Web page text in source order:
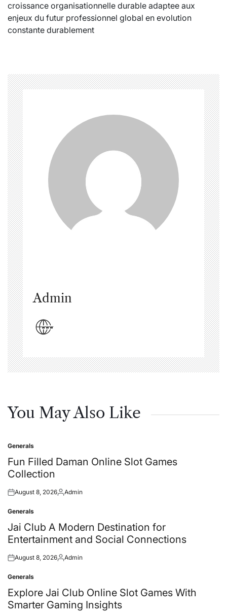
croissance organisationnelle durable adaptee aux
enjeux du futur professionnel global en evolution
constante durablement
Admin
You May Also Like
Posted
in
Generals
Fun Filled Daman Online Slot Games
Collection
Posted
August 8, 2026Posted
Admin
Posted
in
Generals
Jai Club A Modern Destination for
Entertainment and Social Connections
Posted
August 8, 2026Posted
Admin
Posted
in
Generals
Explore Jai Club Online Slot Games With
Smarter Gaming Insights